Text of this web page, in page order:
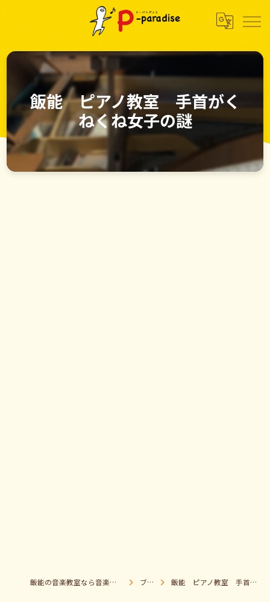
飯能 ピアノ教室 手首がく
ねくね女子の謎
飯能の音楽教室なら音楽童クラブ Pパラダイス ブログ 飯能 ピアノ教室 手首がくねくね女子の謎